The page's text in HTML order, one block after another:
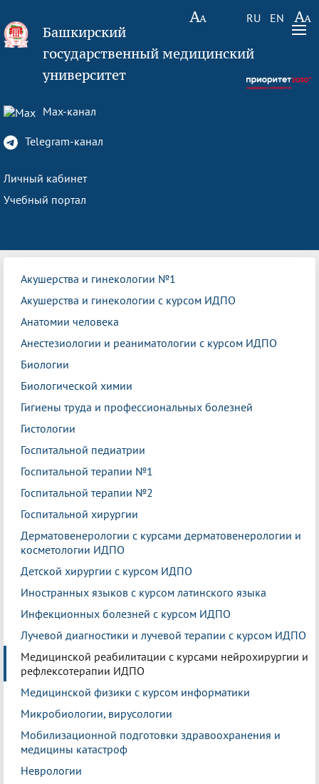
RU EN
Башкирский
государственный медицинский
университет
Max-канал
Telegram-канал
Личный кабинет
Учебный портал
Акушерства и гинекологии №1
Акушерства и гинекологии с курсом ИДПО
Анатомии человека
Анестезиологии и реаниматологии с курсом ИДПО
Биологии
Биологической химии
Гигиены труда и профессиональных болезней
Гистологии
Госпитальной педиатрии
Госпитальной терапии №1
Госпитальной терапии №2
Госпитальной хирургии
Дерматовенерологии с курсами дерматовенерологии и
косметологии ИДПО
Детской хирургии с курсом ИДПО
Иностранных языков с курсом латинского языка
Инфекционных болезней с курсом ИДПО
Лучевой диагностики и лучевой терапии с курсом ИДПО
Медицинской реабилитации с курсами нейрохирургии и
рефлексотерапии ИДПО
Медицинской физики с курсом информатики
Микробиологии, вирусологии
Мобилизационной подготовки здравоохранения и
медицины катастроф
Неврологии